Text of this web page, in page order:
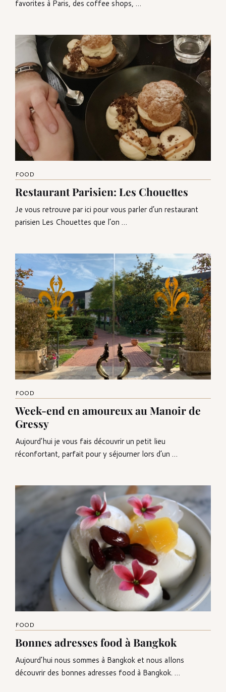
favorites à Paris, des coffee shops, …
FOOD
Restaurant Parisien: Les Chouettes
Je vous retrouve par ici pour vous parler d’un restaurant
parisien Les Chouettes que l’on …
FOOD
Week-end en amoureux au Manoir de
Gressy
Aujourd’hui je vous fais découvrir un petit lieu
réconfortant, parfait pour y séjourner lors d’un …
FOOD
Bonnes adresses food à Bangkok
Aujourd’hui nous sommes à Bangkok et nous allons
découvrir des bonnes adresses food à Bangkok. …